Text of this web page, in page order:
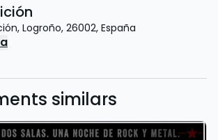
, Logroño, 26002, España
similars